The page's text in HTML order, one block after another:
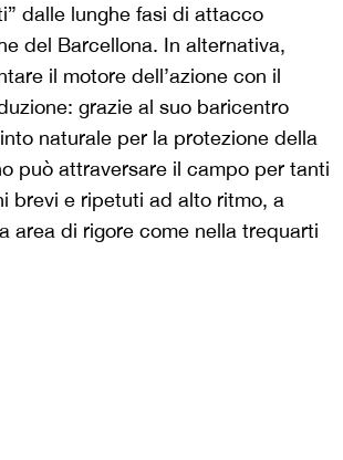
dalle lunghe fasi di attacco
del Barcellona. In alternativa,
il motore dell’azione con il
grazie al suo baricentro
naturale per la protezione della
può attraversare il campo per tanti
brevi e ripetuti ad alto ritmo, a
area di rigore come nella trequarti